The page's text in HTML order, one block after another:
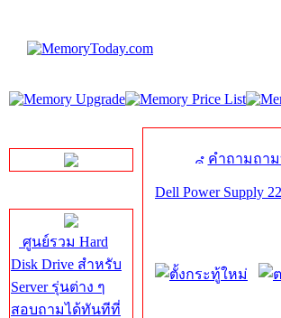
ศูนย์รวม Hard
Disk Drive สำหรับ
Server รุ่นต่าง ๆ
สอบถามได้ทันทีที่
คำถามถา
Dell Power Supply